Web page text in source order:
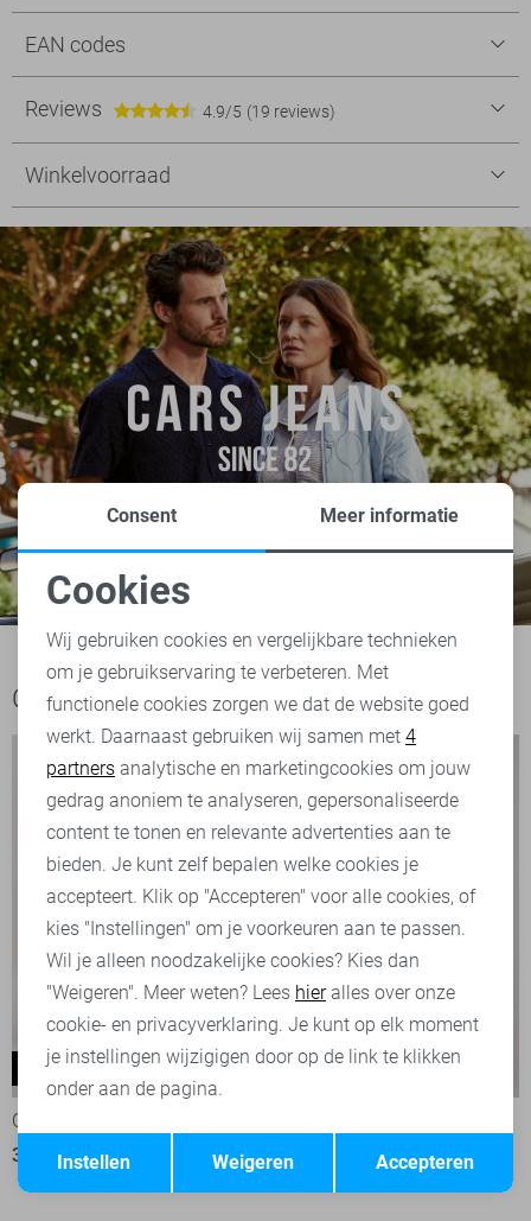
EAN codes
Reviews 4.9/5 (19 reviews)
Winkelvoorraad
Ook het bekijken waard
Dust -50%
Cars Jeans
30,00 59,99
Dust
30,00
59,99
Noodzakelijke cookies
Personalisatie cookies
Analytische cookies
Marketing cookies
Terug Opslaan
Consent Meer informatie
Cookies
Wij gebruiken cookies en vergelijkbare technieken
om je gebruikservaring te verbeteren. Met
functionele cookies zorgen we dat de website goed
werkt. Daarnaast gebruiken wij samen met 4
partners analytische en marketingcookies om jouw
gedrag anoniem te analyseren, gepersonaliseerde
content te tonen en relevante advertenties aan te
bieden. Je kunt zelf bepalen welke cookies je
accepteert. Klik op "Accepteren" voor alle cookies, of
kies "Instellingen" om je voorkeuren aan te passen.
Wil je alleen noodzakelijke cookies? Kies dan
"Weigeren". Meer weten? Lees hieralles over onze
cookie- en privacyverklaring. Je kunt op elk moment
je instellingen wijzigigen door op de link te klikken
onder aan de pagina.
Accepteren
Weigeren
Instellen